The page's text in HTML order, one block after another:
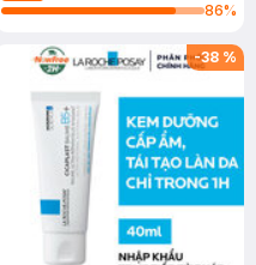
86%
-38 %